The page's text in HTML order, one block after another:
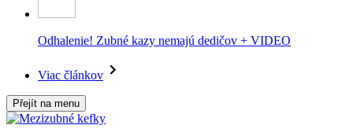
Odhalenie! Zubné kazy nemajú dedičov + VIDEO
Viac článkov
Přejít na menu